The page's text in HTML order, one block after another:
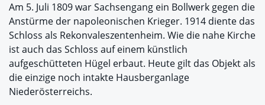
Am 5. Juli 1809 war Sachsengang ein Bollwerk gegen die
Anstürme der napoleonischen Krieger. 1914 diente das
Schloss als Rekonvaleszentenheim. Wie die nahe Kirche
ist auch das Schloss auf einem künstlich
aufgeschütteten Hügel erbaut. Heute gilt das Objekt als
die einzige noch intakte Hausberganlage
Niederösterreichs.